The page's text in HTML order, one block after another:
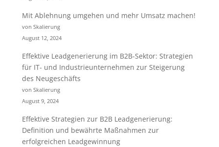
Mit Ablehnung umgehen und mehr Umsatz machen!
von Skalierung
August 12, 2024
Effektive Leadgenerierung im B2B-Sektor: Strategien
für IT- und Industrieunternehmen zur Steigerung
des Neugeschäfts
von Skalierung
August 9, 2024
Effektive Strategien zur B2B Leadgenerierung:
Definition und bewährte Maßnahmen zur
erfolgreichen Leadgewinnung